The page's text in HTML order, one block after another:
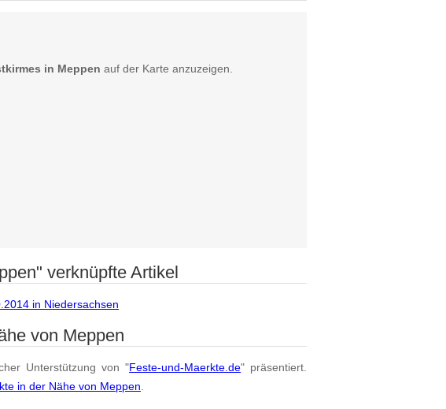
in Meppen auf der Karte anzuzeigen.
verknüpfte Artikel
in Niedersachsen
von Meppen
Unterstützung von "Feste-und-Maerkte.de" präsentiert.
in der Nähe von Meppen